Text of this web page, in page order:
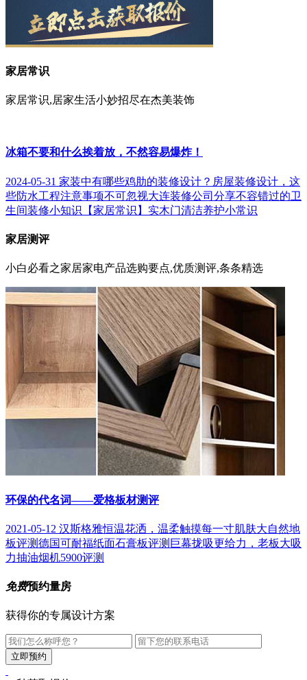
家居常识
家居常识,居家生活小妙招尽在杰美装饰
冰箱不要和什么挨着放，不然容易爆炸！
2024-05-31 家装中有哪些鸡肋的装修设计？ 房屋装修设计，这
些防水工程注意事项不可忽视大连装修公司分享不容错过的卫
生间装修小知识 【家居常识】实木门清洁养护小常识
家居测评
小白必看之家居家电产品选购要点,优质测评,条条精选
环保的代名词——爱格板材测评
2021-05-12 汉斯格雅恒温花洒，温柔触摸每一寸肌肤大自然地
板评测德国可耐福纸面石膏板评测 巨幕拢吸更给力，老板大吸
力抽油烟机5900评测
免费预约量房
获得你的专属设计方案